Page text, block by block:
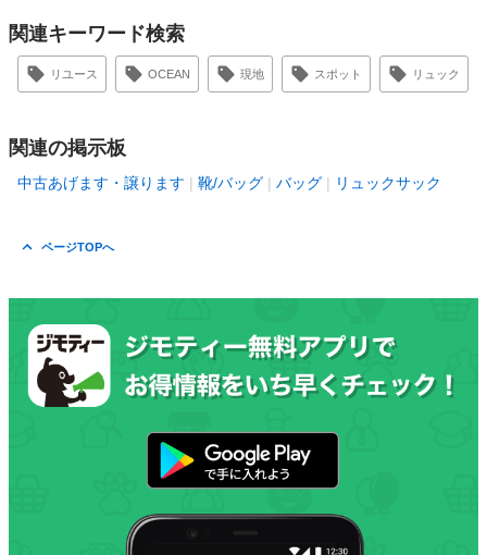
関連キーワード検索
リユース OCEAN 現地 スポット リュック
関連の掲示板
中古あげます・譲ります 靴/バッグ バッグ リュックサック
ページTOPへ